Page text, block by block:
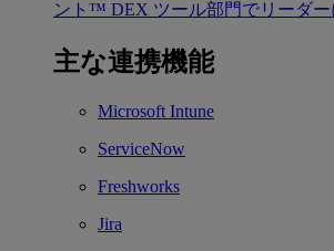
ント™ DEX ツール部門でリーダー
主な連携機能
Microsoft Intune
ServiceNow
Freshworks
Jira